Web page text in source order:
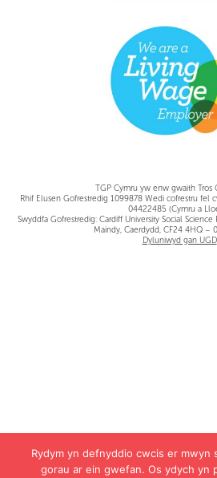
TGP Cymru yw enw gwaith Tros
Rhif Elusen Gofrestredig 1099878 Wedi cofrestru fel
04422485 (Cymru a
Swyddfa Gofrestredig: Cardiff University Social Science
Maindy, Caerdydd, CF24 4HQ –
Dyluniwyd gan UGD
Rydym yn defnyddio cwcis er mwyn
gorau ar ein gwefan. Os ydych yn